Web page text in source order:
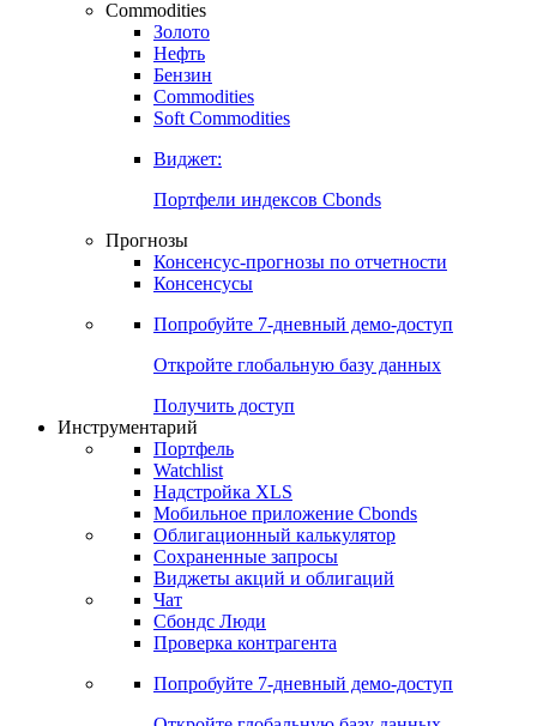
Commodities
Золото
Нефть
Бензин
Commodities
Soft Commodities
Виджет:
Портфели индексов Cbonds
Прогнозы
Консенсус-прогнозы по отчетности
Консенсусы
Попробуйте 7-дневный демо-доступ
Откройте глобальную базу данных
Получить доступ
Инструментарий
Портфель
Watchlist
Надстройка XLS
Мобильное приложение Cbonds
Облигационный калькулятор
Сохраненные запросы
Виджеты акций и облигаций
Чат
Сбондс Люди
Проверка контрагента
Попробуйте 7-дневный демо-доступ